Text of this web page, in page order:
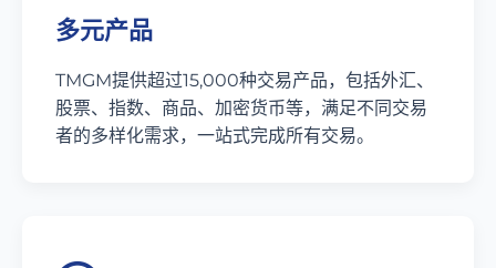
多元产品
TMGM提供超过15,000种交易产品，包括外汇、
股票、指数、商品、加密货币等，满足不同交易
者的多样化需求，一站式完成所有交易。